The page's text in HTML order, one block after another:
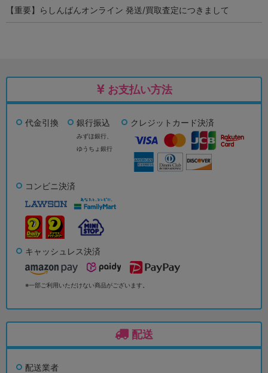
【重要】らしんばんオンライン 発送/買取査定につきまして
お支払い方法
代金引換 銀行振込
みずほ銀行、
ゆうちょ銀行
クレジットカード決済
コンビニ決済
キャッシュレス決済
※一部ご利用いただけない商品がございます。
配送
配送業者